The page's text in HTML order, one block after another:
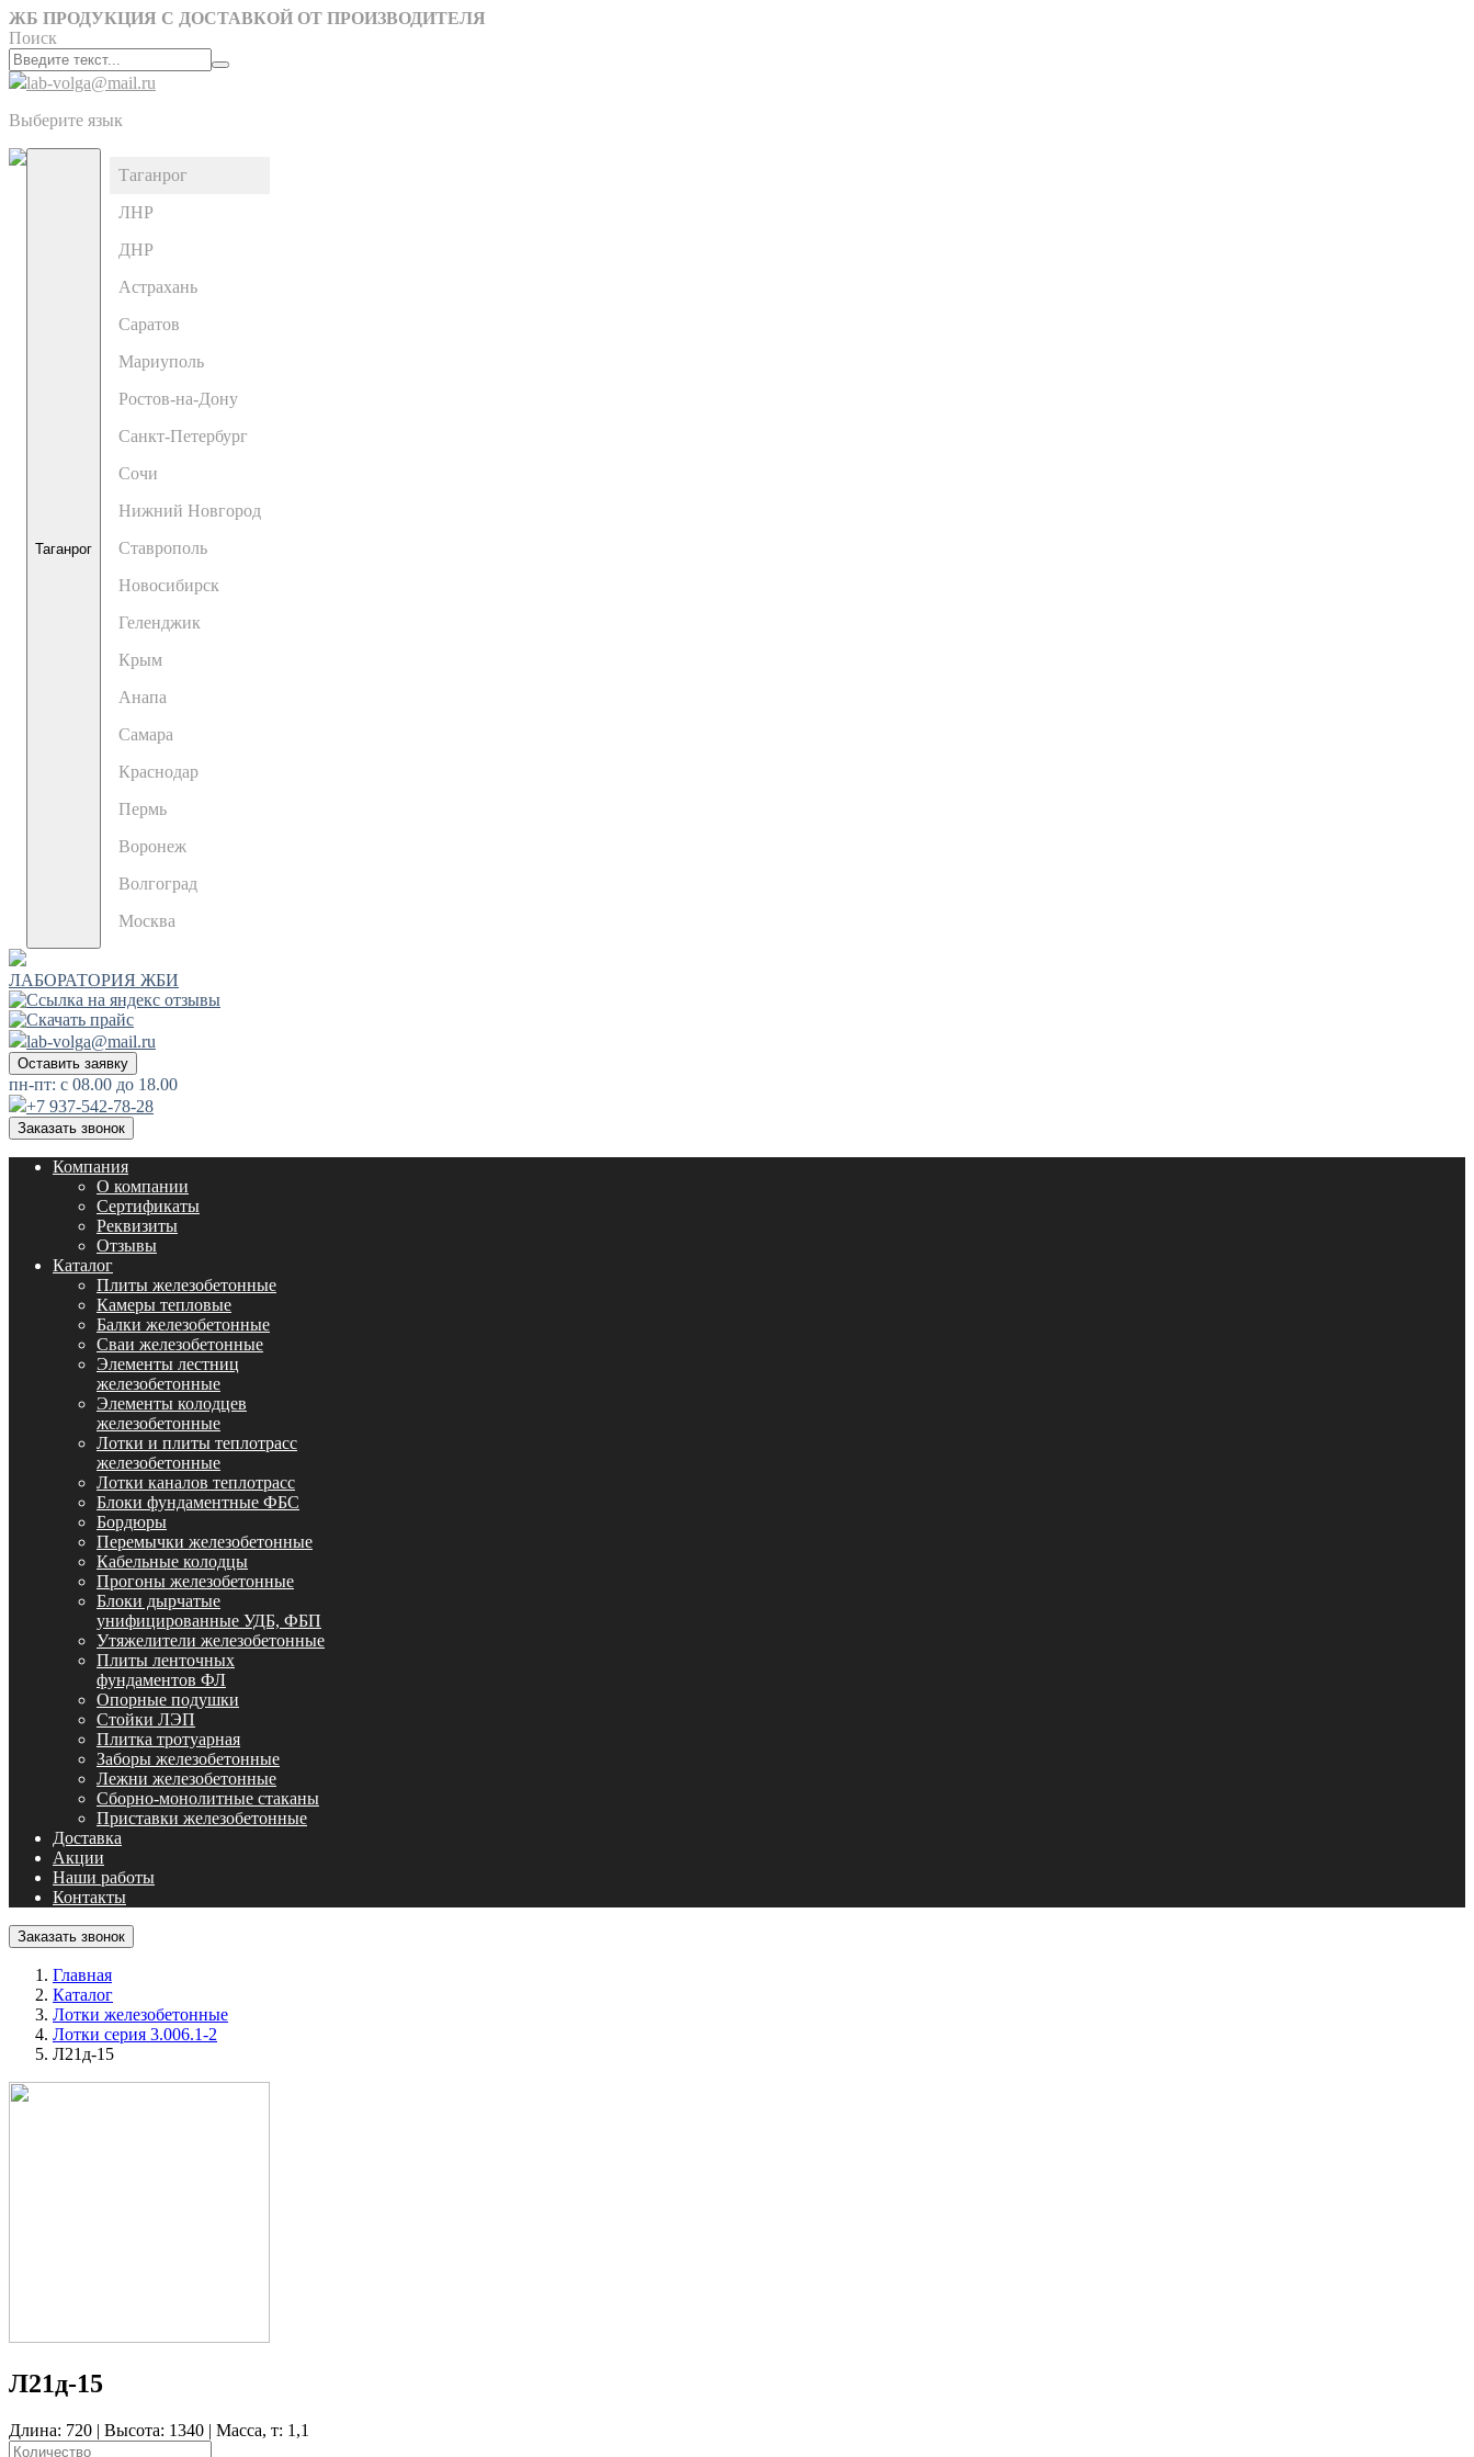
ЖБ ПРОДУКЦИЯ С ДОСТАВКОЙ ОТ ПРОИЗВОДИТЕЛЯ
Поиск
lab-volga@mail.ru
Выберите язык
Таганрог
Таганрог
ЛНР
ДНР
Астрахань
Саратов
Мариуполь
Ростов-на-Дону
Санкт-Петербург
Сочи
Нижний Новгород
Ставрополь
Новосибирск
Геленджик
Крым
Анапа
Самара
Краснодар
Пермь
Воронеж
Волгоград
Москва
ЛАБОРАТОРИЯ ЖБИ
lab-volga@mail.ru
Оставить заявку
пн-пт: с 08.00 до 18.00
+7 937-542-78-28
Заказать звонок
Компания
О компании
Сертификаты
Реквизиты
Отзывы
Каталог
Плиты железобетонные
Камеры тепловые
Балки железобетонные
Сваи железобетонные
Элементы лестниц
железобетонные
Элементы колодцев
железобетонные
Лотки и плиты теплотрасс
железобетонные
Лотки каналов теплотрасс
Блоки фундаментные ФБС
Бордюры
Перемычки железобетонные
Кабельные колодцы
Прогоны железобетонные
Блоки дырчатые
унифицированные УДБ, ФБП
Утяжелители железобетонные
Плиты ленточных
фундаментов ФЛ
Опорные подушки
Стойки ЛЭП
Плитка тротуарная
Заборы железобетонные
Лежни железобетонные
Сборно-монолитные стаканы
Приставки железобетонные
Доставка
Акции
Наши работы
Контакты
Заказать звонок
Главная
Каталог
Лотки железобетонные
Лотки серия 3.006.1-2
Л21д-15
Л21д-15
Длина: 720 | Высота: 1340 | Масса, т: 1,1